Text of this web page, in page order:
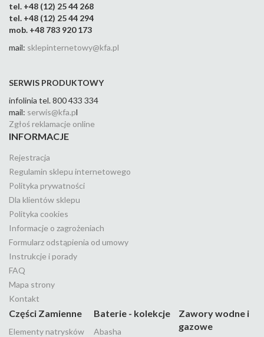
tel. +48 (12) 25 44 268
tel. +48 (12) 25 44 294
mob. +48 783 920 173
mail: sklepinternetowy@kfa.pl
SERWIS PRODUKTOWY
infolinia tel. 800 433 334
mail: serwis@kfa.pl
Zgłoś reklamacje online
INFORMACJE
Rejestracja
Regulamin sklepu internetowego
Polityka prywatności
Dla klientów sklepu
Polityka cookies
Informacje o zagrożeniach
Formularz odstąpienia od umowy
Instrukcje i porady
FAQ
Mapa strony
Kontakt
Części Zamienne
Elementy natrysków
Baterie - kolekcje
Abasha
Zawory wodne i
gazowe